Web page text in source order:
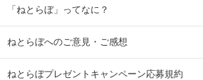
「ねとらぼ」ってなに？
ねとらぼへのご意見・ご感想
ねとらぼプレゼントキャンペーン応募規約